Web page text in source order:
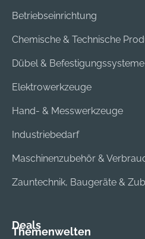
Betriebseinrichtung
Chemische & Technische
Dübel & Befestigungssysteme
Elektrowerkzeuge
Hand- & Messwerkzeuge
Industriebedarf
Maschinenzubehör &
Zauntechnik, Baugeräte &
Deals
Themenwelten